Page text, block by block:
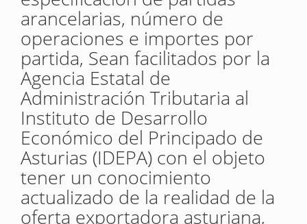
arancelarias, número de
operaciones e importes por
partida, Sean facilitados por la
Agencia Estatal de
Administración Tributaria al
Instituto de Desarrollo
Económico del Principado de
Asturias (IDEPA) con el objeto
tener un conocimiento
actualizado de la realidad de la
oferta exportadora asturiana,